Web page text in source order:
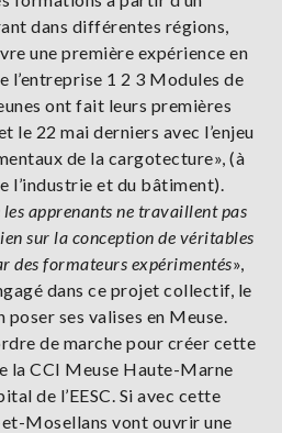
dans différentes régions,
une première expérience en
l’entreprise 1 2 3 Modules de
ont fait leurs premières
le 22 mai derniers avec l’enjeu
de la cargotecture», (à
l’industrie et du bâtiment).
apprenants ne travaillent pas
sur la conception de véritables
des formateurs expérimentés»,
dans ce projet collectif, le
ses valises en Meuse.
de marche pour créer cette
la CCI Meuse Haute-Marne
de l’EESC. Si avec cette
Mosellans vont ouvrir une